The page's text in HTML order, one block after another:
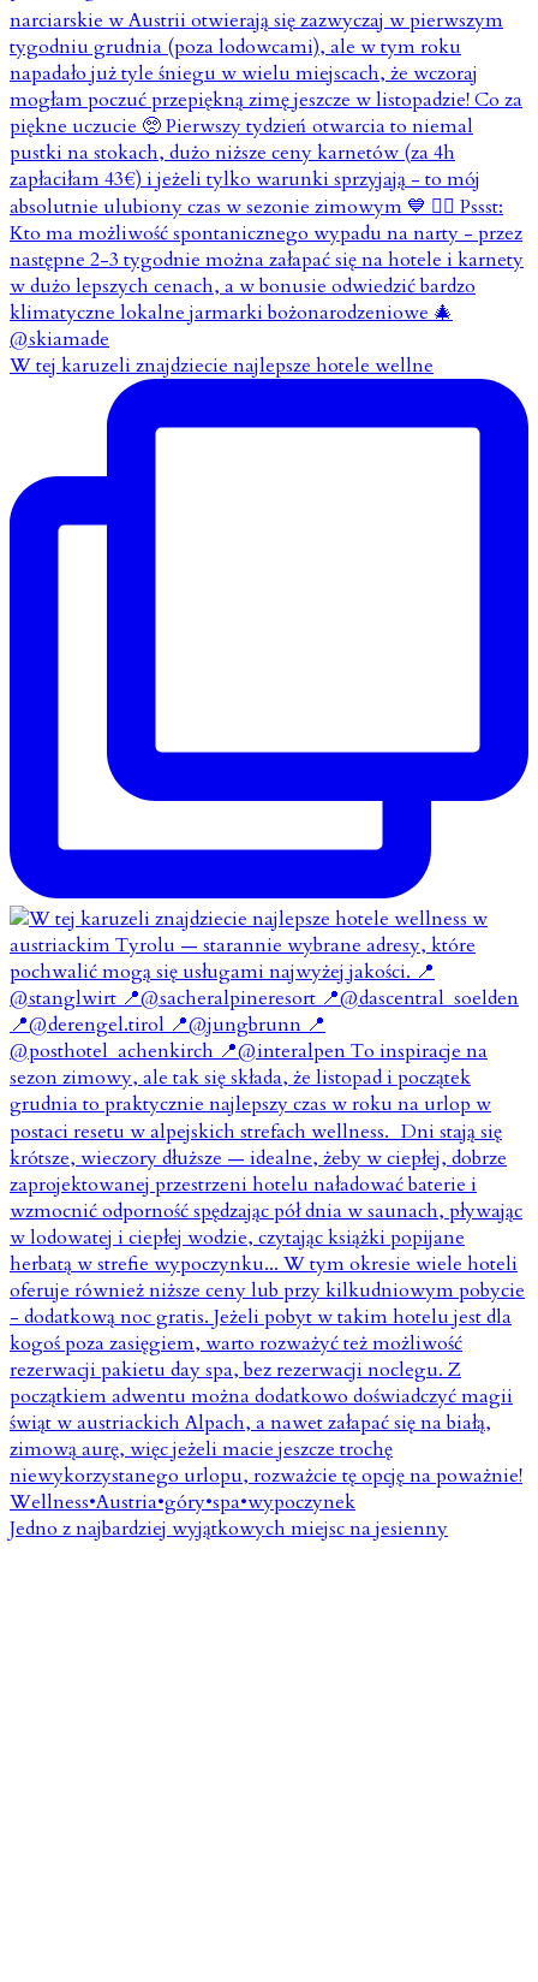
W tej karuzeli znajdziecie najlepsze hotele wellne
Jedno z najbardziej wyjątkowych miejsc na jesienny